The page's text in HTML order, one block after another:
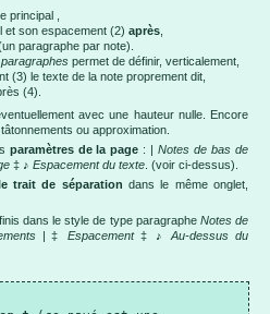
principal ,
et son espacement (2) après
paragraphe par note).
paragraphes permet de définir, verticalement,
(3) le texte de la note proprement dit,
(4).
avec une hauteur nulle. Encore
ou approximation.
paramètres de la page : |Notes de bas de
‡ ♪ Espacement du texte . (voir ci-dessus).
trait de séparation dans le même onglet,
dans le style de type paragraphe Notes de
| ‡ Espacement‡ ♪Au-dessus du